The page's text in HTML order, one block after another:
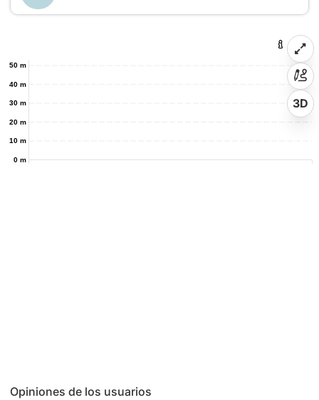
0 m
10 m
20 m
30 m
40 m
50 m
3D
Opiniones de los usuarios